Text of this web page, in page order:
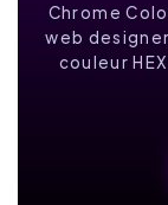
Chrome
web
couleur